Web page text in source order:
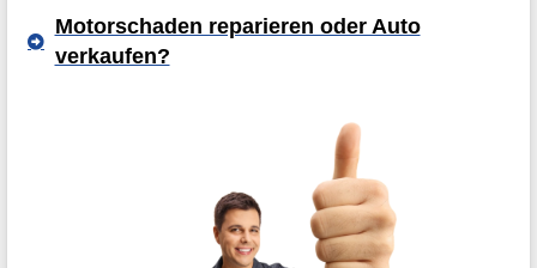
Motorschaden reparieren oder Auto
verkaufen?